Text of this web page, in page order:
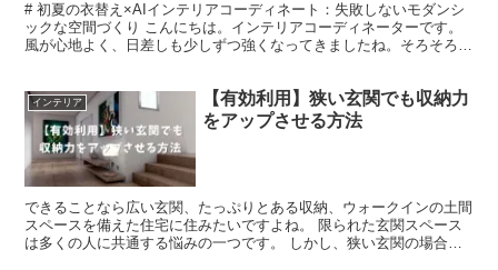
# 初夏の衣替え×AIインテリアコーディネート：失敗しないモダンシ
ックな空間づくり こんにちは。インテリアコーディネーターです。
風が心地よく、日差しも少しずつ強くなってきましたね。そろそろお
インテリア
【有効利用】狭い玄関でも収納力
をアップさせる方法
できることなら広い玄関、たっぷりとある収納、ウォークインの土間
スペースを備えた住宅に住みたいですよね。 限られた玄関スペース
は多くの人に共通する悩みの一つです。 しかし、狭い玄関の場合で